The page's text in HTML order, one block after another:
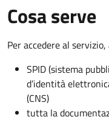
Cosa serve
Per accedere al
SPID (sistema
d’identità
(CNS)
tutta la